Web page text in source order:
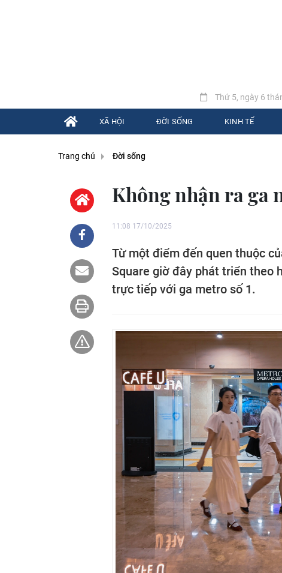
Thứ 5, ngày 6
XÃ HỘI ĐỜI SỐNG KINH TẾ
Trang chủ Đời sống
Không nhận ra ga
11:08 17/10/2025
Từ một điểm đến quen thuộc
Square giờ đây phát triển theo
trực tiếp với ga metro số 1.